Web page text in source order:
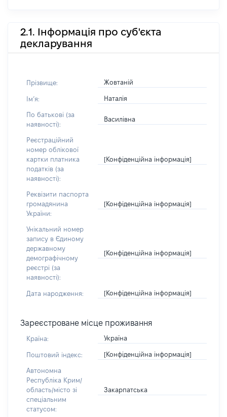
2.1. Інформація про суб'єкта
декларування
Прізвище: Жовтаній
Імʼя: Наталія
По батькові (за
наявності):
Василівна
Реєстраційний
номер облікової
картки платника
податків (за
наявності):
[Конфіденційна інформація]
Реквізити паспорта
громадянина
України:
[Конфіденційна інформація]
Унікальний номер
запису в Єдиному
державному
демографічному
реєстрі (за
наявності):
[Конфіденційна інформація]
Дата народження: [Конфіденційна інформація]
Зареєстроване місце проживання
Країна: Україна
Поштовий індекс: [Конфіденційна інформація]
Автономна
Республіка Крим/
область/місто зі
спеціальним
статусом:
Закарпатська